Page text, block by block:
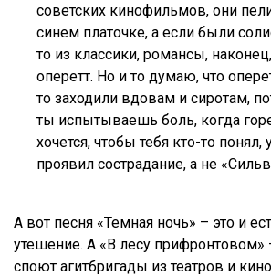
советских кинофильмов, они
синем платочке, а если были
то из классики, романсы,
оперетт. Но и то думаю, что
то заходили вдовам и сиротам,
ты испытываешь боль, когда
хочется, чтобы тебя кто-то понял,
проявил сострадание, а не
А вот песня «Темная ночь» – это и
утешение. А «В лесу прифронтовом»
споют агитбригады из театров и